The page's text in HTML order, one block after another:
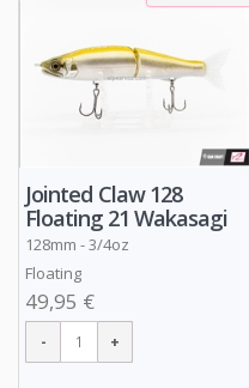
Jointed Claw 128
Floating 21 Wakasagi
128mm - 3/4oz
Floating
49,95 €